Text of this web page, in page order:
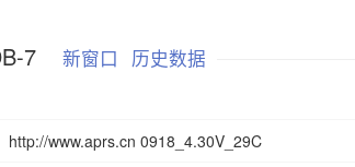
7 新窗口 历史数据
http://www.aprs.cn 0918_4.30V_29C